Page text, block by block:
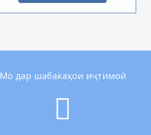
Мо дар шабакаҳои иҷтимоӣ